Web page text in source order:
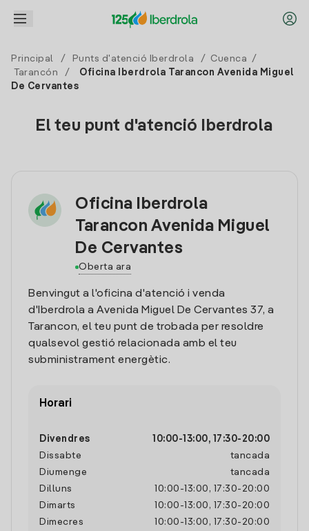
Principal / Punts d'atenció Iberdrola / Cuenca
/
Tarancón
/
Oficina Iberdrola Tarancon Avenida Miguel
De Cervantes
El teu punt d'atenció Iberdrola
Oficina Iberdrola
Tarancon Avenida Miguel
De Cervantes
Oberta ara
Benvingut a l'oficina d'atenció i venda
d'Iberdrola a Avenida Miguel De Cervantes 37, a
Tarancon, el teu punt de trobada per resoldre
qualsevol gestió relacionada amb el teu
subministrament energètic.
Horari
Divendres 10:00- 13:00, 17:30- 20:00
Dissabte
tancada
Diumenge
tancada
Dilluns
10:00 - 13:00 , 17:30- 20:00
Dimarts
10:00 - 13:00 , 17:30- 20:00
Dimecres
10:00 - 13:00 , 17:30- 20:00